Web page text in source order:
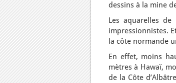
dessins à la mine
Les aquarelles
impressionnistes.
la côte normande
En effet, moins
mètres à Hawaï,
de la Côte